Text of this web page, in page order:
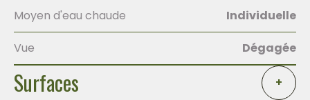
Moyen d'eau chaude Individuelle
Vue Dégagée
Surfaces +